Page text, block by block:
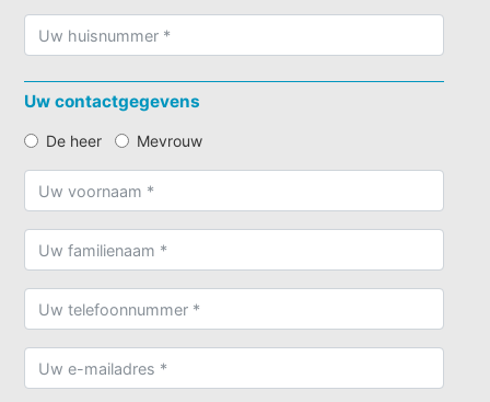
Uw contactgegevens
De heer Mevrouw